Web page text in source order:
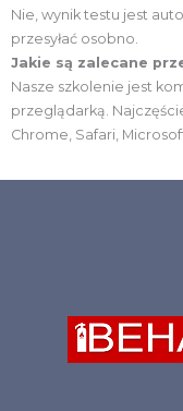
Nie, wynik testu jest
przesyłać osobno.
Jakie są zalecane
Nasze szkolenie jest
przeglądarką.
Chrome, Safari,